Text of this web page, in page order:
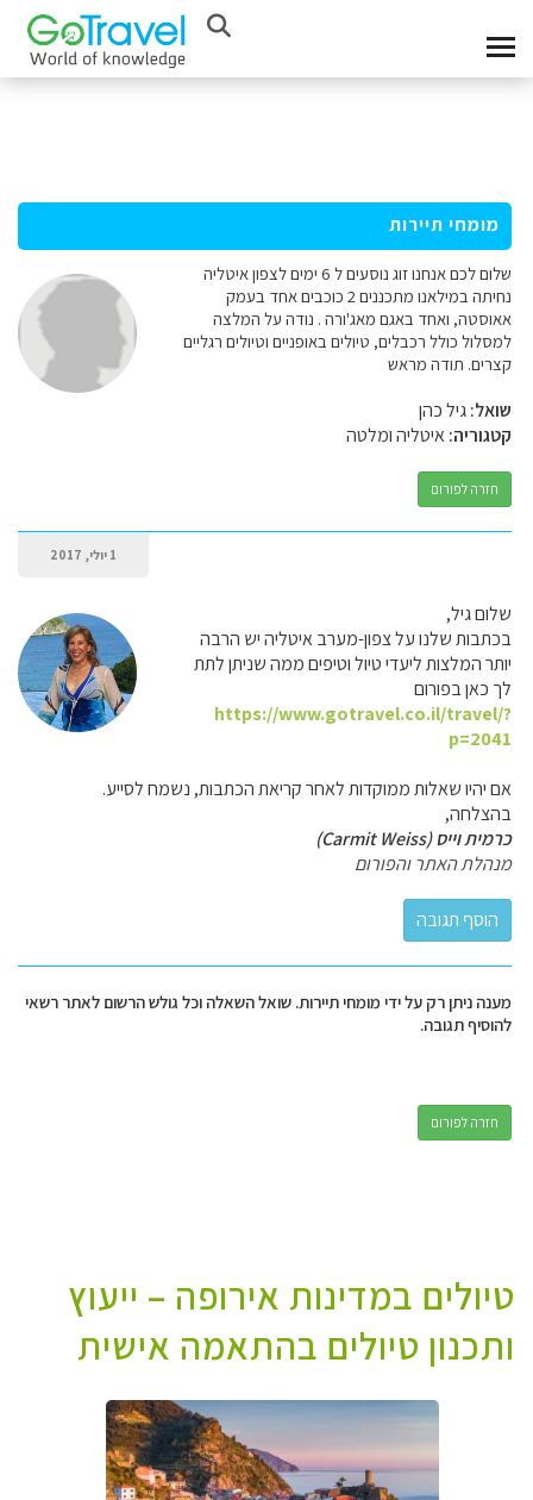
מומחי תיירות
שלום לכם אנחנו זוג נוסעים ל 6 ימים לצפון איטליה
נחיתה במילאנו מתכננים 2 כוכבים אחד בעמק
אאוסטה, ואחד באגם מאג'ורה . נודה על המלצה
למסלול כולל רכבלים, טיולים באופניים וטיולים רגליים
קצרים. תודה מראש
שואל:גיל כהן
קטגוריה:איטליה ומלטה
חזרה לפורום
1 יולי, 2017
שלום גיל,
בכתבות שלנו על צפון-מערב איטליה יש הרבה
יותר המלצות ליעדי טיול וטיפים ממה שניתן לתת
לך כאן בפורום
https://www.gotravel.co.il/travel/?
p=2041
אם יהיו שאלות ממוקדות לאחר קריאת הכתבות, נשמח לסייע.
בהצלחה,
כרמית וייס (Carmit Weiss)
מנהלת האתר והפורום
מענה ניתן רק על ידי מומחי תיירות. שואל השאלה וכל גולש הרשום לאתר רשאי
להוסיף תגובה.
חזרה לפורום
טיולים במדינות אירופה – ייעוץ
ותכנון טיולים בהתאמה אישית